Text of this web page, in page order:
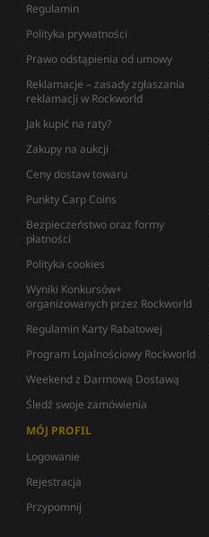
Regulamin
Polityka prywatności
Prawo odstąpienia od umowy
Reklamacje – zasady zgłaszania
reklamacji w Rockworld
Jak kupić na raty?
Zakupy na aukcji
Ceny dostaw towaru
Punkty Carp Coins
Bezpieczeństwo oraz formy
płatności
Polityka cookies
Wyniki Konkursów+
organizowanych przez Rockworld
Regulamin Karty Rabatowej
Program Lojalnościowy Rockworld
Weekend z Darmową Dostawą
Śledź swoje zamówienia
MÓJ PROFIL
Logowanie
Rejestracja
Przypomnij